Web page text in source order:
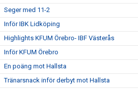
Seger med 11-2
Inför IBK Lidköping
Highlights KFUM Örebro- IBF Västerås
Inför KFUM Örebro
En poäng mot Hallsta
Tränarsnack inför derbyt mot Hallsta